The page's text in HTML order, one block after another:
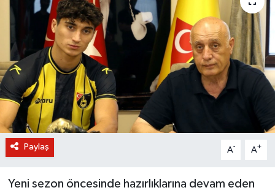
Paylaş A- A+
Yeni sezon öncesinde hazırlıklarına devam eden
OTOMOBİL
KURUMSAL